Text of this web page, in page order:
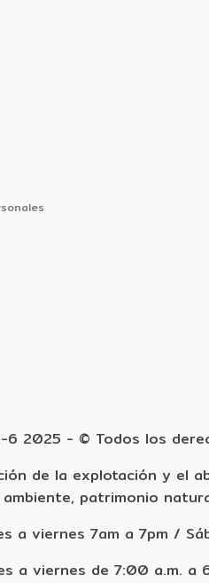
2025 - © Todos los
de la explotación y el
patrimonio
a viernes 7am a 7pm /
a viernes de 7:00 a.m.